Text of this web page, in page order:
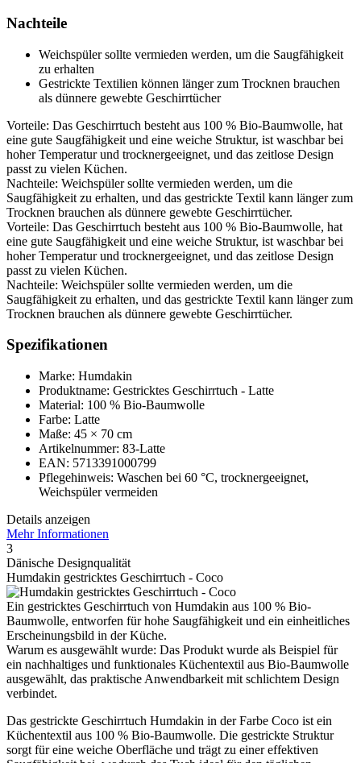
Nachteile
Weichspüler sollte vermieden werden, um die Saugfähigkeit
zu erhalten
Gestrickte Textilien können länger zum Trocknen brauchen
als dünnere gewebte Geschirrtücher
Vorteile: Das Geschirrtuch besteht aus 100 % Bio-Baumwolle, hat
eine gute Saugfähigkeit und eine weiche Struktur, ist waschbar bei
hoher Temperatur und trocknergeeignet, und das zeitlose Design
passt zu vielen Küchen.
Nachteile: Weichspüler sollte vermieden werden, um die
Saugfähigkeit zu erhalten, und das gestrickte Textil kann länger zum
Trocknen brauchen als dünnere gewebte Geschirrtücher.
Vorteile: Das Geschirrtuch besteht aus 100 % Bio-Baumwolle, hat
eine gute Saugfähigkeit und eine weiche Struktur, ist waschbar bei
hoher Temperatur und trocknergeeignet, und das zeitlose Design
passt zu vielen Küchen.
Nachteile: Weichspüler sollte vermieden werden, um die
Saugfähigkeit zu erhalten, und das gestrickte Textil kann länger zum
Trocknen brauchen als dünnere gewebte Geschirrtücher.
Spezifikationen
Marke: Humdakin
Produktname: Gestricktes Geschirrtuch - Latte
Material: 100 % Bio-Baumwolle
Farbe: Latte
Maße: 45 × 70 cm
Artikelnummer: 83-Latte
EAN: 5713391000799
Pflegehinweis: Waschen bei 60 °C, trocknergeeignet,
Weichspüler vermeiden
Details anzeigen
Mehr Informationen
3
Dänische Designqualität
Humdakin gestricktes Geschirrtuch - Coco
Ein gestricktes Geschirrtuch von Humdakin aus 100 % Bio-
Baumwolle, entworfen für hohe Saugfähigkeit und ein einheitliches
Erscheinungsbild in der Küche.
Warum es ausgewählt wurde: Das Produkt wurde als Beispiel für
ein nachhaltiges und funktionales Küchentextil aus Bio-Baumwolle
ausgewählt, das praktische Anwendbarkeit mit schlichtem Design
verbindet.
Das gestrickte Geschirrtuch Humdakin in der Farbe Coco ist ein
Küchentextil aus 100 % Bio-Baumwolle. Die gestrickte Struktur
sorgt für eine weiche Oberfläche und trägt zu einer effektiven